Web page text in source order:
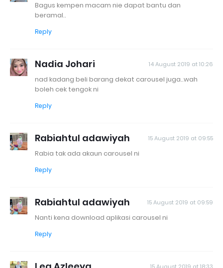
Bagus kempen macam nie dapat bantu dan
beramal..
Reply
Nadia Johari 14 August 2019 at 10:26
nad kadang beli barang dekat carousel juga..wah
boleh cek tengok ni
Reply
Rabiahtul adawiyah 15 August 2019 at 09:55
Rabia tak ada akaun carousel ni
Reply
Rabiahtul adawiyah 15 August 2019 at 09:59
Nanti kena download aplikasi carousel ni
Reply